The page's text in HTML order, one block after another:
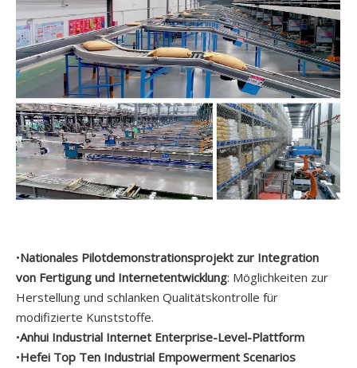
•Nationales Pilotdemonstrationsprojekt zur Integration
von Fertigung und Internetentwicklung: Möglichkeiten zur
Herstellung und schlanken Qualitätskontrolle für
modifizierte Kunststoffe.
•Anhui Industrial Internet Enterprise-Level-Plattform
•Hefei Top Ten Industrial Empowerment Scenarios